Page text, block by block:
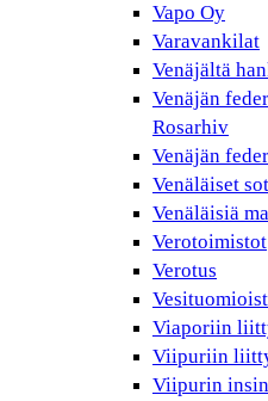
Vapo Oy
Varavankilat
Venäjältä
Venäjän
Rosarhiv
Venäjän
Venäläiset
Venäläisiä
Verotoimistot
Verotus
Viaporiin
Viipuriin
Viipurin